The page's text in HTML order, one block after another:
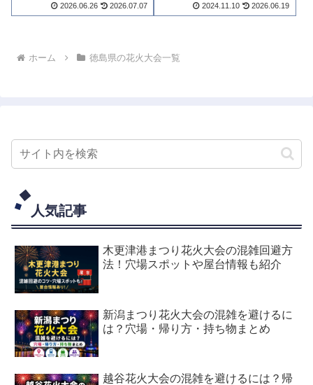
別日開催です。日程の違いから
穴場・混雑回避・持ち物まで、
2026.06.26 2026.07.07
うか。結論からお伝えすると、
ス・持ち物まで、最...
2024.11.10 2026.06.19
ホーム 徳島県の花火大会一覧
人気記事
木更津港まつり花火大会の混雑回避方
法！穴場スポットや屋台情報も紹介
新潟まつり花火大会の混雑を避けるに
は？穴場・帰り方・持ち物まとめ
越谷花火大会の混雑を避けるには？帰